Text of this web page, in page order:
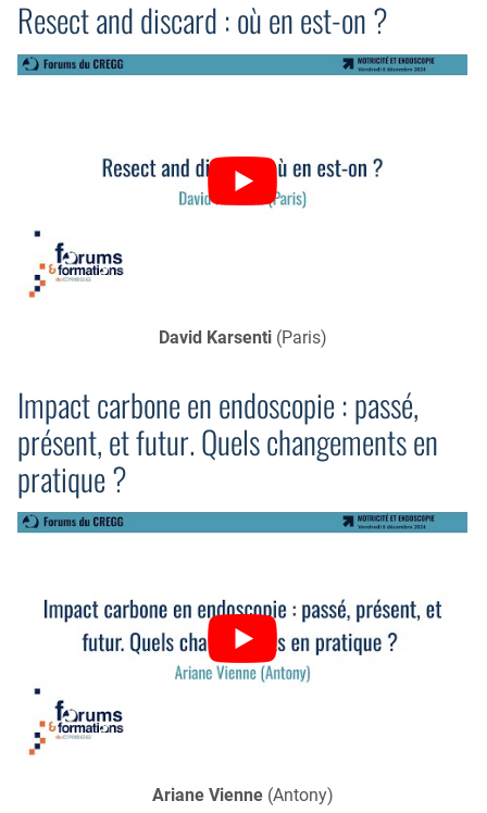
Resect and discard : où en est-on ?
David Karsenti(Paris)
Impact carbone en endoscopie : passé,
présent, et futur. Quels changements en
pratique ?
Ariane Vienne(Antony)